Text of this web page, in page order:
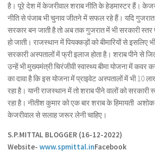
है। पूरे देश में केजरीवाल शराब नीति के हेडमास्टर हैं।
नीति से पंजाब भी चुनाव जीतने में सफल रहे हैं। यदि
सरकार बन जाती है तो अब तक गुजरात में भी सरकारी स्तर
हो जाती। राजस्थान में पियक्कड़ों को बीमारियों से इसलिए
सरकारी अस्पतालों में फ्री इलाज होता है। शराब पीने से
उन्हें भी मुख्यमंत्री चिरंजीवी स्वास्थ्य बीमा योजना में कवर
का दावा है कि इस योजना में प्राइवेट अस्पतालों में भी 10
रहा है। यानी राजस्थान में तो शराब पीने वालों को सरकारी
रहा है। नीतीश कुमार को एक बार शराब के हिमायती
केजरीवाल से सलाह जरूर लेनी चाहिए।
S.P.MITTAL BLOGGER (16-12-2022)
Website- www.spmittal.inFacebook